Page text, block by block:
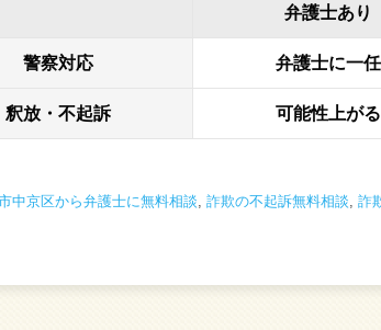
弁護士あり
警察対応 弁護士に一任
釈放・不起訴 可能性上がる
中京区から弁護士に無料相談 詐欺の不起訴無料相談 詐